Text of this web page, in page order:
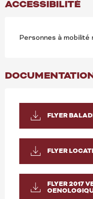
ACCESSIBILITÉ
Personnes à mobilité
FLYER
FLYER
FLYER 2017